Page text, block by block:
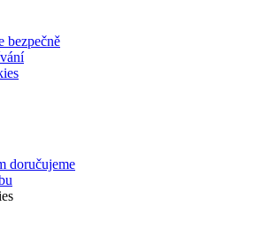
bezpečně
doručujeme